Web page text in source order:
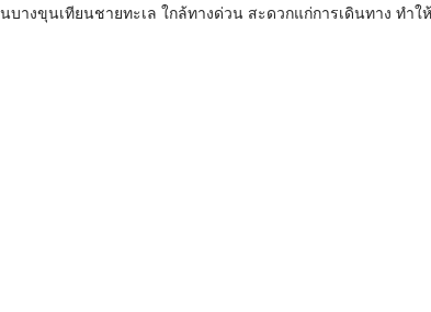
างขุนเทียนชายทะเล ใกล้ทางด่วน สะดวกแก่การเดินทาง ทำใ